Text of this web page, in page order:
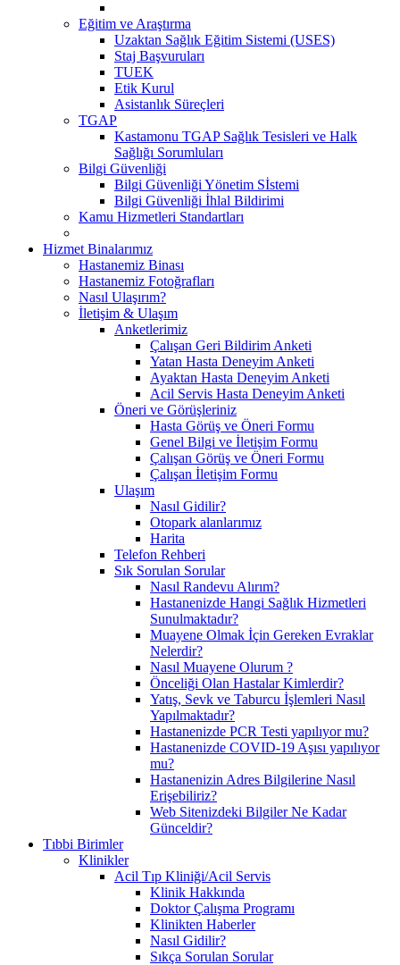
Eğitim ve Araştırma
Uzaktan Sağlık Eğitim Sistemi (USES)
Staj Başvuruları
TUEK
Etik Kurul
Asistanlık Süreçleri
TGAP
Kastamonu TGAP Sağlık Tesisleri ve Halk
Sağlığı Sorumluları
Bilgi Güvenliği
Bilgi Güvenliği Yönetim Sİstemi
Bilgi Güvenliği İhlal Bildirimi
Kamu Hizmetleri Standartları
Hizmet Binalarımız
Hastanemiz Binası
Hastanemiz Fotoğrafları
Nasıl Ulaşırım?
İletişim & Ulaşım
Anketlerimiz
Çalışan Geri Bildirim Anketi
Yatan Hasta Deneyim Anketi
Ayaktan Hasta Deneyim Anketi
Acil Servis Hasta Deneyim Anketi
Öneri ve Görüşleriniz
Hasta Görüş ve Öneri Formu
Genel Bilgi ve İletişim Formu
Çalışan Görüş ve Öneri Formu
Çalışan İletişim Formu
Ulaşım
Nasıl Gidilir?
Otopark alanlarımız
Harita
Telefon Rehberi
Sık Sorulan Sorular
Nasıl Randevu Alırım?
Hastanenizde Hangi Sağlık Hizmetleri
Sunulmaktadır?
Muayene Olmak İçin Gereken Evraklar
Nelerdir?
Nasıl Muayene Olurum ?
Önceliği Olan Hastalar Kimlerdir?
Yatış, Sevk ve Taburcu İşlemleri Nasıl
Yapılmaktadır?
Hastanenizde PCR Testi yapılıyor mu?
Hastanenizde COVID-19 Aşısı yapılıyor
mu?
Hastanenizin Adres Bilgilerine Nasıl
Erişebiliriz?
Web Sitenizdeki Bilgiler Ne Kadar
Günceldir?
Tıbbi Birimler
Klinikler
Acil Tıp Kliniği/Acil Servis
Klinik Hakkında
Doktor Çalışma Programı
Klinikten Haberler
Nasıl Gidilir?
Sıkça Sorulan Sorular